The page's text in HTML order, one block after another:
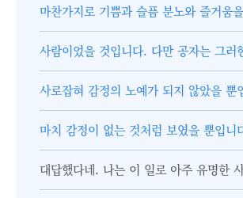
마찬가지로 기쁨과 슬픔 분노와 즐거움
사람이었을 것입니다. 다만 공자는 그러
사로잡혀 감정의 노예가 되지 않았을 뿐
마치 감정이 없는 것처럼 보였을 뿐입니
대답했다네. 나는 이 일로 아주 유명한